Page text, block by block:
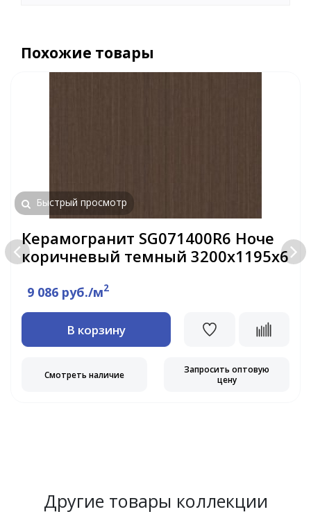
Похожие товары
Быстрый просмотр
Керамогранит SG071400R6 Ноче
коричневый темный 3200х1195х6
9 086 руб./м2
В корзину
Смотреть наличие
Запросить оптовую
цену
Другие товары коллекции